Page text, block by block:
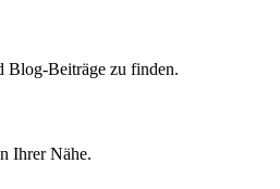
Blog-Beiträge zu finden.
Ihrer Nähe.